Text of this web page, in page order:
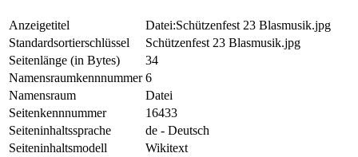
Anzeigetitel
Datei:Schützenfest 23 Blasmusik.jpg
Standardsortierschlüssel
Schützenfest 23 Blasmusik.jpg
Seitenlänge (in Bytes)
34
Namensraumkennnummer 6
Namensraum
Datei
Seitenkennnummer
16433
Seiteninhaltssprache
de - Deutsch
Seiteninhaltsmodell
Wikitext